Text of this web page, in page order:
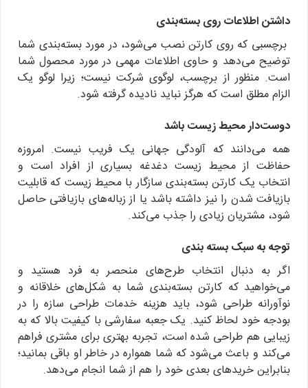
داشتن اطلاعات روی بسته‌بندی
برچسبی که روی کارتن نصب می‌شود، در مورد بسته‌بندی شما
توضیح می‌دهد و حاوی اطلاعات مهمی در مورد محصول شما
است. منظور از برچسب، لوگوی شرکت نیست؛ زیرا لوگو یک
الزام مطلق است که هرگز نباید نادیده گرفته شود.
دوستدار محیط زیست باشد
همه می‌دانند که آلودگی جهانی یک فریب نیست. امروزه
حفاظت از محیط زیست دغدغه بسیاری از افراد است و
انتخاب یک کارتن بسته‌بندی سازگار با محیط زیست که قابلیت
بازیافت شدن را نیز داشته باشد یا از زباله‌های بازیافتی حاصل
شود، مشتریان زیادی را جذب می‌کند.
توجه به سبک بسته بندی
اگر به دنبال انتخاب طرح‌های منحصر به فرد هستید و
می‌خواهید که کارتن بسته‌بندی شما به شکل‌های خلاقانه و
نوآورانه طراحی شود، باید هزینه خدمات طراحی سازه را در
بودجه خود لحاظ کنید. یک جعبه سفارشی با کیفیت بالا که به
زیبایی هم طراحی شده است، تجربه بهتری برای مشتری فراهم
می‌کند و باعث می‌شود که شما همواره در خاطر او باقی بمانید؛
بنابراین خریدهای بعدی خود را هم از شما انجام می‌دهد.